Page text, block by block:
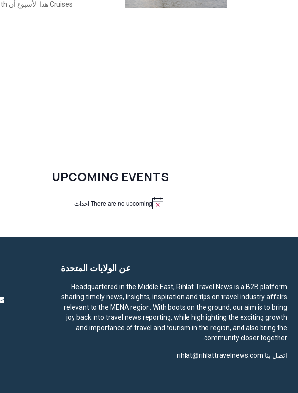
Cruises هذا الأسبوع أن Viking Thoth...
UPCOMING EVENTS
c
There are no upcoming احداث.
عن الولايات المتحدة
Headquartered in the Middle East, Rihlat Travel News is a B2B platform
sharing timely news, insights, inspiration and tips on travel industry affairs
relevant to the MENA region. With boots on the ground, our aim is to bring
joy back into travel news reporting, while highlighting the exciting growth
and importance of travel and tourism in the region, and also bring the
community closer together.
اتصل بنا rihlat@rihlattravelnews.com